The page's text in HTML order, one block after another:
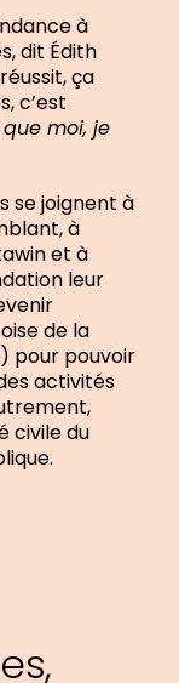
à
dit Édith
ça
c’est
moi, je
se joignent à
à
et à
leur
de la
pour pouvoir
activités
civile du